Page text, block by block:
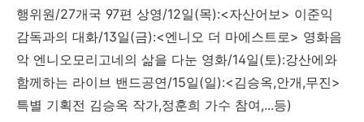
행위원/27개국 97편 상영/12일(목):<자산어보> 이준익
감독과의 대화/13일(금):<엔니오 더 마에스트로> 영화음
악 엔니오모리고네의 삶을 다눈 영화/14일(토):강산에와
함께하는 라이브 밴드공연/15일(일):<김승옥,안개,무진>
특별 기획전 김승옥 작가,정훈희 가수 참여,...등)